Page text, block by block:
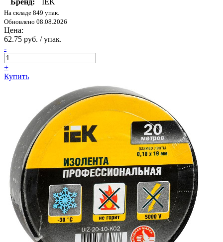
На складе 849 упак.
Обновлено 08.08.2026
Цена:
62.75 руб. / упак.
-
+
Купить